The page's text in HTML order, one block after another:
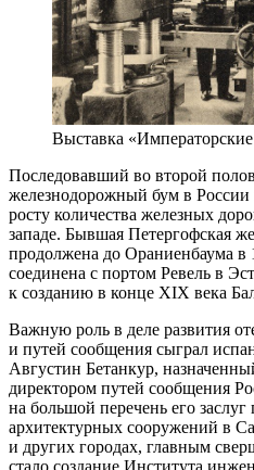
Выставка
Последовавший во второй
железнодорожный бум в России
росту количества железных
западе. Бывшая Петергофская
продолжена до Ораниенбаума в
соединена с портом Ревель в
к созданию в конце XIX века
Важную роль в деле развития
и путей сообщения сыграл
Августин Бетанкур,
директором путей сообщения
на большой перечень его заслуг
архитектурных сооружений в
и других городах, главным
стало создание Института